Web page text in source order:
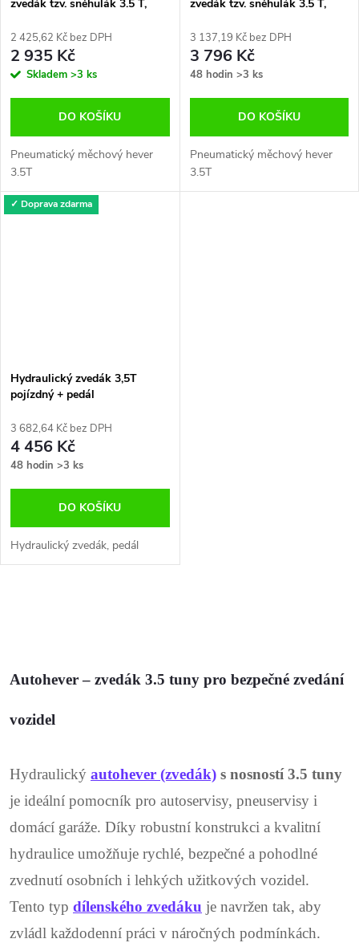
zvedák tzv. sněhulák 3.5 T,
2 425,62 Kč bez DPH
2 935 Kč
Skladem >3 ks
DO KOŠÍKU
Pneumatický měchový hever
3.5T
zvedák tzv. sněhulák 3.5 T,
3 137,19 Kč bez DPH
3 796 Kč
48 hodin >3 ks
DO KOŠÍKU
Pneumatický měchový hever
3.5T
✓ Doprava zdarma
Hydraulický zvedák 3,5T
pojízdný + pedál
3 682,64 Kč bez DPH
4 456 Kč
48 hodin >3 ks
DO KOŠÍKU
Hydraulický zvedák, pedál
l
á
a
c
í
p
r
v
Autohever – zvedák 3.5 tuny pro bezpečné zvedání
vozidel
Hydraulický autohever (zvedák) s nosností 3.5 tuny
je ideální pomocník pro autoservisy, pneuservisy i
domácí garáže. Díky robustní konstrukci a kvalitní
hydraulice umožňuje rychlé, bezpečné a pohodlné
zvednutí osobních i lehkých užitkových vozidel.
Tento typ dílenského zvedáku je navržen tak, aby
zvládl každodenní práci v náročných podmínkách.